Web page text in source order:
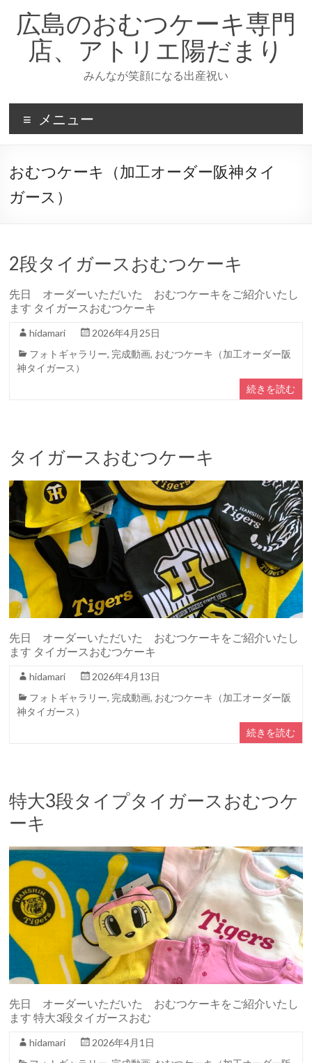
キ
プ
広島のおむつケーキ専門
店、アトリエ陽だまり
みんなが笑顔になる出産祝い
メニュー
おむつケーキ（加工オーダー阪神タイ
ガース）
2段タイガースおむつケーキ
先日 オーダーいただいた おむつケーキをご紹介いたし
ます タイガースおむつケーキ
hidamari
2026年4月25日
フォトギャラリー, 完成動画, おむつケーキ（加工オーダー阪
神タイガース）
続きを読む
タイガースおむつケーキ
先日 オーダーいただいた おむつケーキをご紹介いたし
ます タイガースおむつケーキ
hidamari
2026年4月13日
フォトギャラリー, 完成動画, おむつケーキ（加工オーダー阪
神タイガース）
続きを読む
特大3段タイプタイガースおむつケ
ーキ
先日 オーダーいただいた おむつケーキをご紹介いたし
ます 特大3段タイガースおむ
hidamari
2026年4月1日